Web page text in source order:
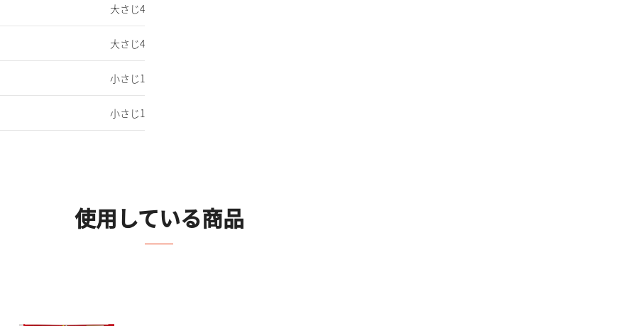
大さじ4
大さじ4
小さじ1
小さじ1
使用している商品